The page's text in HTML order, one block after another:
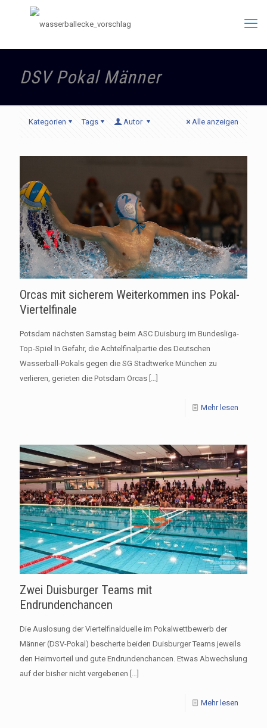
DSV Pokal Männer
Kategorien Tags Autor Alle anzeigen
Orcas mit sicherem Weiterkommen ins Pokal-
Viertelfinale
Potsdam nächsten Samstag beim ASC Duisburg im Bundesliga-
Top-Spiel In Gefahr, die Achtelfinalpartie des Deutschen
Wasserball-Pokals gegen die SG Stadtwerke München zu
verlieren, gerieten die Potsdam Orcas […]
Mehr lesen
Zwei Duisburger Teams mit
Endrundenchancen
Die Auslosung der Viertelfinalduelle im Pokalwettbewerb der
Männer (DSV-Pokal) bescherte beiden Duisburger Teams jeweils
den Heimvorteil und gute Endrundenchancen. Etwas Abwechslung
auf der bisher nicht vergebenen […]
Mehr lesen